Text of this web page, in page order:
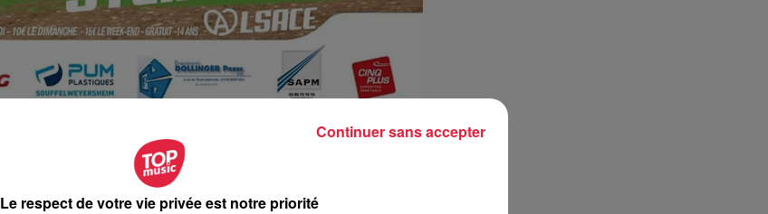
Le respect de votre vie privée est notre priorité
Continuer sans accepter